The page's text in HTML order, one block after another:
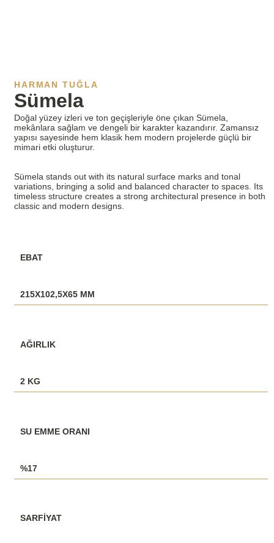
HARMAN TUĞLA
Sümela
Doğal yüzey izleri ve ton geçişleriyle öne çıkan Sümela,
mekânlara sağlam ve dengeli bir karakter kazandırır. Zamansız
yapısı sayesinde hem klasik hem modern projelerde güçlü bir
mimari etki oluşturur.
Sümela stands out with its natural surface marks and tonal
variations, bringing a solid and balanced character to spaces. Its
timeless structure creates a strong architectural presence in both
classic and modern designs.
EBAT
215X102,5X65 MM
AĞIRLIK
2 KG
SU EMME ORANI
%17
SARFİYAT